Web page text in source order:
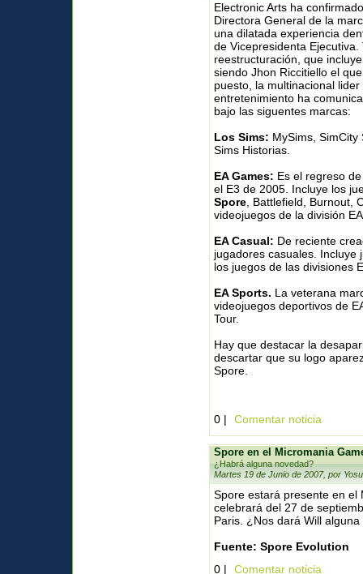
Electronic Arts ha
Directora General de la
una dilatada experiencia
de Vicepresidenta
reestructuración, que
siendo Jhon Riccitiello el
puesto, la multinacional
entretenimiento ha
bajo las siguentes marcas:
Los Sims: MySims, SimCity
Sims Historias.
EA Games: Es el regreso
el E3 de 2005. Incluye los
Spore, Battlefield, Burnout,
videojuegos de la división
EA Casual: De reciente
jugadores casuales. Incluye
los juegos de las divisiones
EA Sports. La veterana
videojuegos deportivos de
Tour.
Hay que destacar la
descartar que su logo
Spore.
0 | Comentar noticia
Spore en el Micromania
¿Habrá alguna novedad?
Martes 19 de Junio de 2007, por
Spore estará presente en el
celebrará del 27 de
Paris. ¿Nos dará Will
Fuente: Spore Evolution
0 |
Comentar noticia